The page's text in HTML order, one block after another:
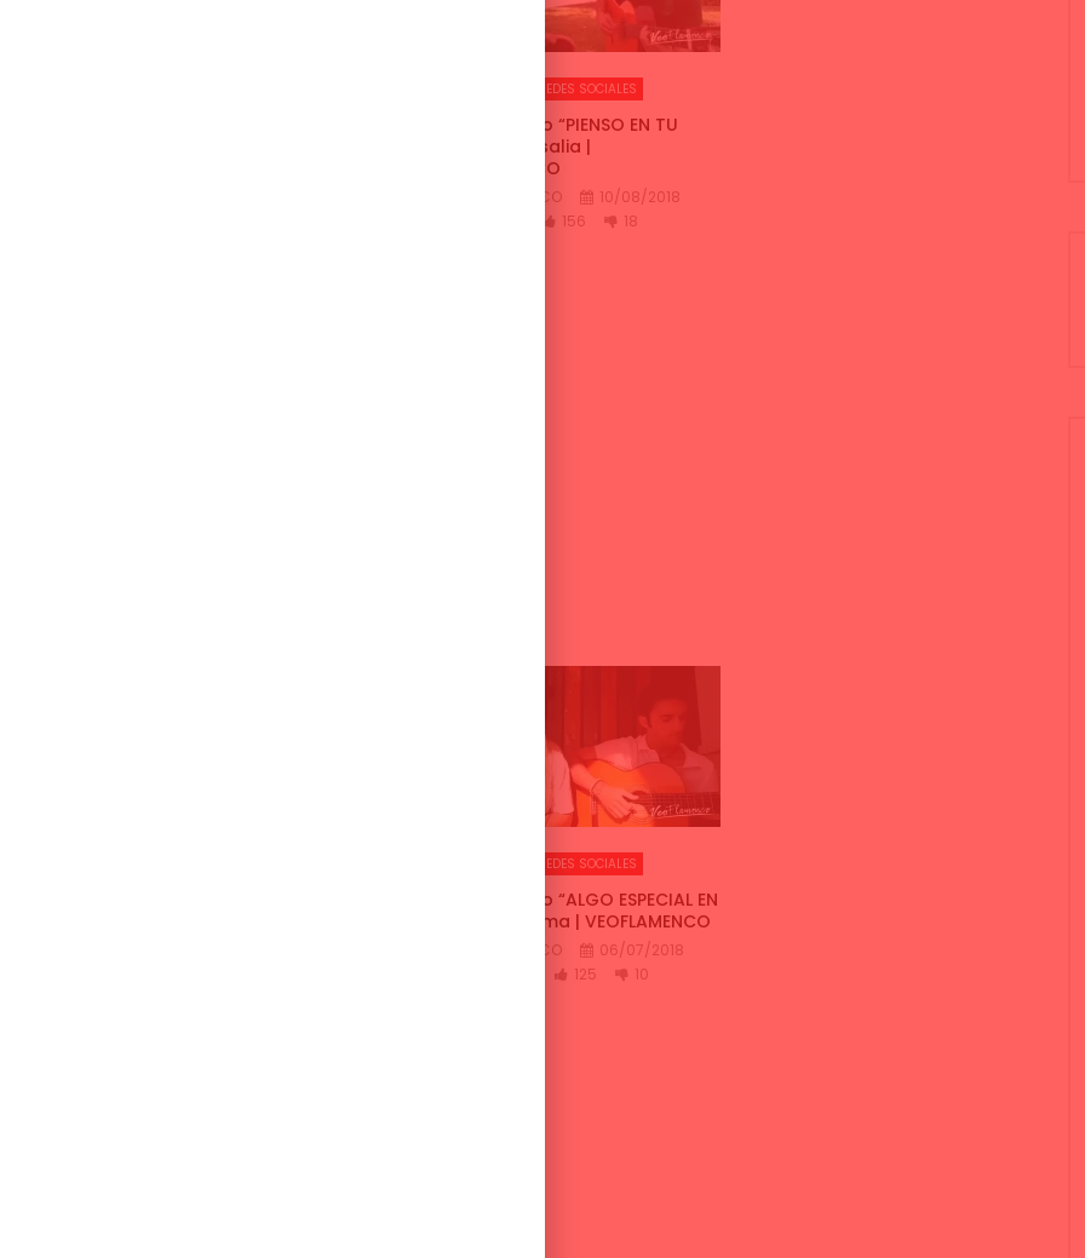
INFLUENCERS & REDES SOCIALES
Nerea Arroyo “PIENSO EN TU
MIRÁ” de Rosalia |
VEOFLAMENCO
VEO FLAMENCO
10/08/2018
156 18
INFLUENCERS & REDES SOCIALES
Nerea Arroyo “ALGO ESPECIAL EN
TI” de Sarayma | VEOFLAMENCO
VEO FLAMENCO
06/07/2018
125 10